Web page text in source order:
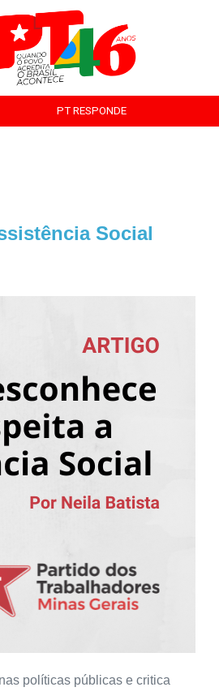
PT RESPONDE
Social
políticas públicas e critica